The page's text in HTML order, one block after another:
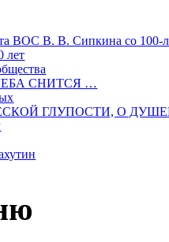
ВОС В. В. Сипкина со 100-
лет
СНИТСЯ …
ГЛУПОСТИ, О